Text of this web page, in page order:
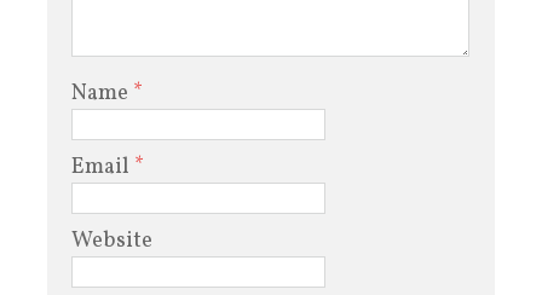
Name *
Email *
Website